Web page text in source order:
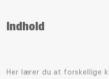
Indhold
Her lærer du at forskellige